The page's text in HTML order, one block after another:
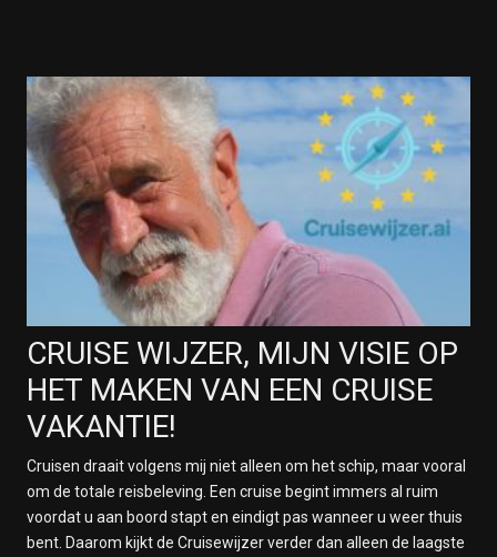
CRUISE WIJZER, MIJN VISIE OP
HET MAKEN VAN EEN CRUISE
VAKANTIE!
Cruisen draait volgens mij niet alleen om het schip, maar vooral
om de totale reisbeleving. Een cruise begint immers al ruim
voordat u aan boord stapt en eindigt pas wanneer u weer thuis
bent. Daarom kijkt de Cruisewijzer verder dan alleen de laagste